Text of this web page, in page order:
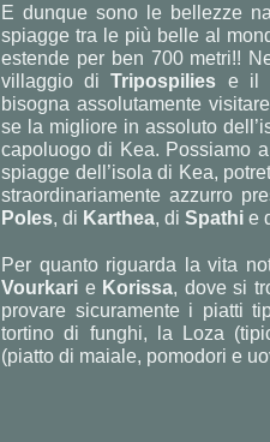
E dunque sono le bellezze
spiagge tra le più belle al
estende per ben 700 metri!!
villaggio di Tripospilies e il
bisogna assolutamente
se la migliore in assoluto
capoluogo di Kea. Possiamo
spiagge dell’isola di Kea,
straordinariamente azzurro
Poles, di Karthea, di Spathi e
Per quanto riguarda la vita
Vourkari e Korissa, dove si
provare sicuramente i piatti
tortino di funghi, la Loza
(piatto di maiale, pomodori e